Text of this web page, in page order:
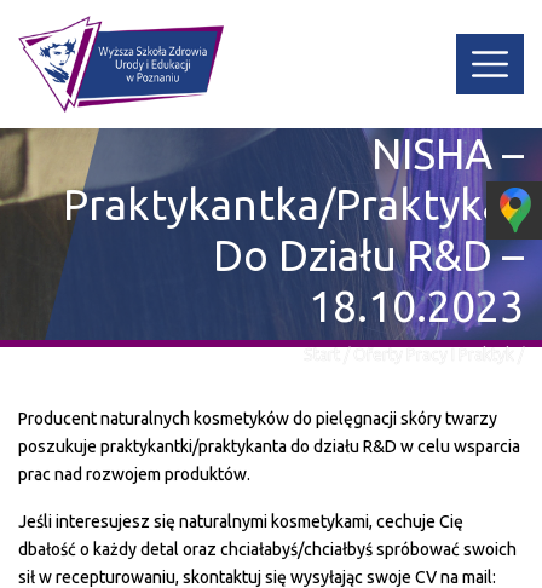
NISHA –
Praktykantka/
Do Działu R&D –
18.10.2023
Producent naturalnych kosmetyków do pielęgnacji skóry twarzy
poszukuje praktykantki/praktykanta do działu R&D w celu wsparcia
prac nad rozwojem produktów.
Jeśli interesujesz się naturalnymi kosmetykami, cechuje Cię
dbałość o każdy detal oraz chciałabyś/chciałbyś spróbować swoich
sił w recepturowaniu, skontaktuj się wysyłając swoje CV na mail: